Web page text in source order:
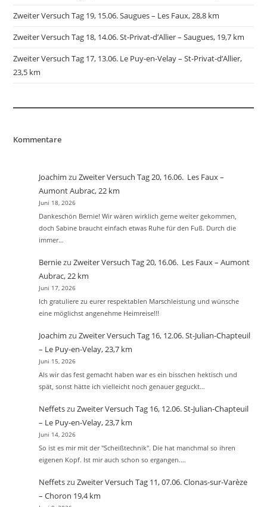
Zweiter Versuch Tag 19, 15.06. Saugues – Les Faux, 28,8 km
Zweiter Versuch Tag 18, 14.06. St-Privat-d’Allier – Saugues, 19,7 km
Zweiter Versuch Tag 17, 13.06. Le Puy-en-Velay – St-Privat-d’Allier,
23,5 km
Kommentare
Joachim zu Zweiter Versuch Tag 20, 16.06. Les Faux –
Aumont Aubrac, 22 km
Juni 18, 2026
Dankeschön Bernie! Wir wären wirklich gerne weiter gekommen,
doch Sabine braucht einfach etwas Ruhe für den Fuß. Durch die
immer…
Berniezu Zweiter Versuch Tag 20, 16.06. Les Faux – Aumont
Aubrac, 22 km
Juni 17, 2026
Ich gratuliere zu eurer respektablen Marschleistung und wünsche
eine möglichst angenehme Heimreise!!!
Joachim zu Zweiter Versuch Tag 16, 12.06. St-Julian-Chapteuil
– Le Puy-en-Velay, 23,7 km
Juni 15, 2026
Als wir das fest gemacht haben war es ein bisschen hektisch und
spät, sonst hätte ich vielleicht noch genauer geguckt…
Neffetszu Zweiter Versuch Tag 16, 12.06. St-Julian-Chapteuil
– Le Puy-en-Velay, 23,7 km
Juni 14, 2026
So ist es mir mit der "Scheißtechnik". Die hat manchmal so ihren
eigenen Kopf. Ist mir auch schon so ergangen.…
Neffetszu Zweiter Versuch Tag 11, 07.06. Clonas-sur-Varèze
– Choron 19,4 km